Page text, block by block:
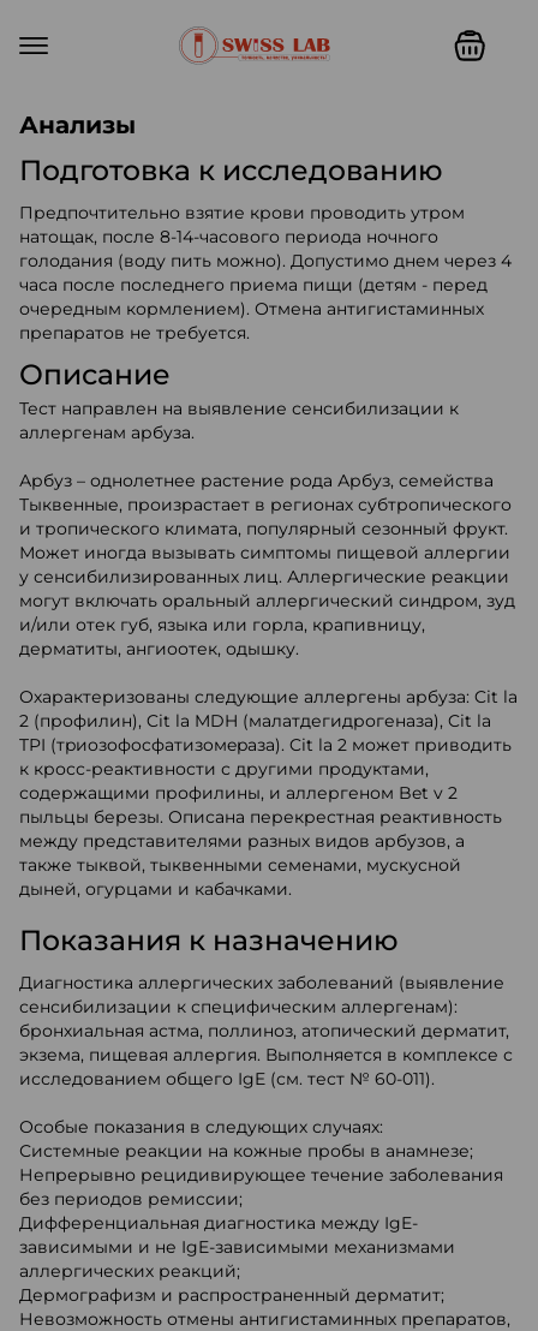
Анализы
Подготовка к исследованию
Предпочтительно взятие крови проводить утром
натощак, после 8-14-часового периода ночного
голодания (воду пить можно). Допустимо днем через 4
часа после последнего приема пищи (детям - перед
очередным кормлением). Отмена антигистаминных
препаратов не требуется.
Описание
Тест направлен на выявление сенсибилизации к
аллергенам арбуза.
Арбуз – однолетнее растение рода Арбуз, семейства
Тыквенные, произрастает в регионах субтропического
и тропического климата, популярный сезонный фрукт.
Может иногда вызывать симптомы пищевой аллергии
у сенсибилизированных лиц. Аллергические реакции
могут включать оральный аллергический синдром, зуд
и/или отек губ, языка или горла, крапивницу,
дерматиты, ангиоотек, одышку.
Охарактеризованы следующие аллергены арбуза: Cit la
2 (профилин), Cit la MDH (малатдегидрогеназа), Cit la
TPI (тpиoзoфocфaтизoмepaзa). Cit la 2 может приводить
к кросс-реактивности с другими продуктами,
содержащими профилины, и аллергеном Bet v 2
пыльцы березы. Описана перекрестная реактивность
между представителями разных видов арбузов, а
также тыквой, тыквенными семенами, мускусной
дыней, огурцами и кабачками.
Показания к назначению
Диагностика аллергических заболеваний (выявление
сенсибилизации к специфическим аллергенам):
бронхиальная астма, поллиноз, атопический дерматит,
экзема, пищевая аллергия. Выполняется в комплексе с
исследованием общего IgE (см. тест № 60-011).
Особые показания в следующих случаях:
Системные реакции на кожные пробы в анамнезе;
Непрерывно рецидивирующее течение заболевания
без периодов ремиссии;
Дифференциальная диагностика между IgE-
зависимыми и не IgE-зависимыми механизмами
аллергических реакций;
Дермографизм и распространенный дерматит;
Невозможность отмены антигистаминных препаратов,